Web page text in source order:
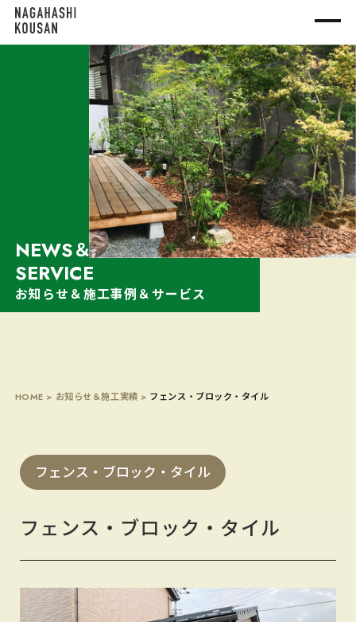
お知らせ＆施工事例＆サービス
NEWS＆WORKS＆
SERVICE
HOME > お知らせ＆施工実績 > フェンス・ブロック・タイル
フェンス・ブロック・タイル
フェンス・ブロック・タイル